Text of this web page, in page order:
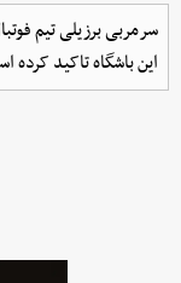
سرمربی برزیلی تیم
این باشگاه تاکید